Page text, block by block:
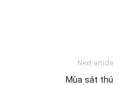
Next article
Mùa sát thú